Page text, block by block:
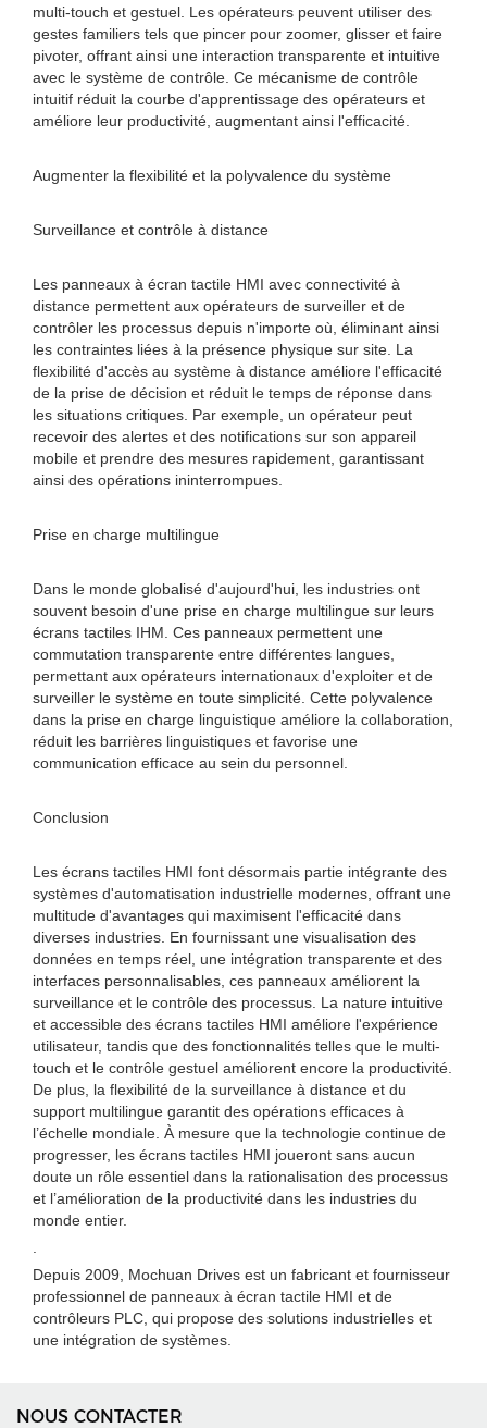
multi-touch et gestuel. Les opérateurs peuvent utiliser des
gestes familiers tels que pincer pour zoomer, glisser et faire
pivoter, offrant ainsi une interaction transparente et intuitive
avec le système de contrôle. Ce mécanisme de contrôle
intuitif réduit la courbe d'apprentissage des opérateurs et
améliore leur productivité, augmentant ainsi l'efficacité.
Augmenter la flexibilité et la polyvalence du système
Surveillance et contrôle à distance
Les panneaux à écran tactile HMI avec connectivité à
distance permettent aux opérateurs de surveiller et de
contrôler les processus depuis n'importe où, éliminant ainsi
les contraintes liées à la présence physique sur site. La
flexibilité d'accès au système à distance améliore l'efficacité
de la prise de décision et réduit le temps de réponse dans
les situations critiques. Par exemple, un opérateur peut
recevoir des alertes et des notifications sur son appareil
mobile et prendre des mesures rapidement, garantissant
ainsi des opérations ininterrompues.
Prise en charge multilingue
Dans le monde globalisé d'aujourd'hui, les industries ont
souvent besoin d'une prise en charge multilingue sur leurs
écrans tactiles IHM. Ces panneaux permettent une
commutation transparente entre différentes langues,
permettant aux opérateurs internationaux d'exploiter et de
surveiller le système en toute simplicité. Cette polyvalence
dans la prise en charge linguistique améliore la collaboration,
réduit les barrières linguistiques et favorise une
communication efficace au sein du personnel.
Conclusion
Les écrans tactiles HMI font désormais partie intégrante des
systèmes d'automatisation industrielle modernes, offrant une
multitude d'avantages qui maximisent l'efficacité dans
diverses industries. En fournissant une visualisation des
données en temps réel, une intégration transparente et des
interfaces personnalisables, ces panneaux améliorent la
surveillance et le contrôle des processus. La nature intuitive
et accessible des écrans tactiles HMI améliore l'expérience
utilisateur, tandis que des fonctionnalités telles que le multi-
touch et le contrôle gestuel améliorent encore la productivité.
De plus, la flexibilité de la surveillance à distance et du
support multilingue garantit des opérations efficaces à
l’échelle mondiale. À mesure que la technologie continue de
progresser, les écrans tactiles HMI joueront sans aucun
doute un rôle essentiel dans la rationalisation des processus
et l’amélioration de la productivité dans les industries du
monde entier.
Depuis 2009, Mochuan Drives est un fabricant et fournisseur
professionnel de panneaux à écran tactile HMI et de
contrôleurs PLC, qui propose des solutions industrielles et
une intégration de systèmes.
NOUS CONTACTER